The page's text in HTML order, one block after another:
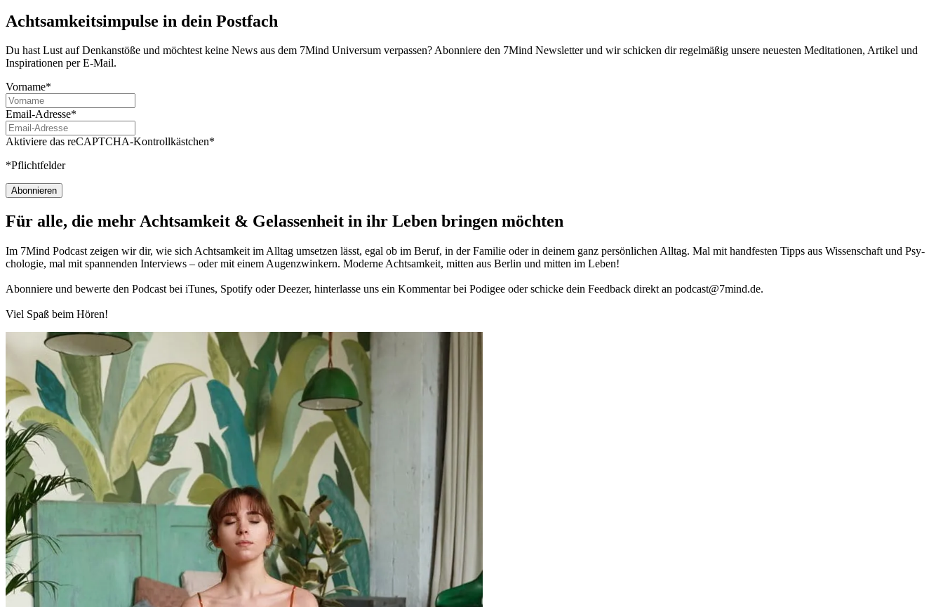
Achtsamkeitsimpulse in dein Postfach
Du hast Lust auf Denkanstöße und möchtest keine News aus dem 7Mind Universum verpassen? Abon­niere den 7Mind News­let­ter und wir schicken dir regelmäßig unsere neuesten Meditationen, Artikel und
Inspirationen per E-Mail.
Vorname*
Email-Adresse*
Aktiviere das reCAPTCHA-Kontrollkästchen*
*Pflichtfelder
Abonnieren
Für alle, die mehr Acht­sam­keit & Gelas­sen­heit in ihr Leben brin­gen möch­ten
Im 7Mind Pod­cast zeigen wir dir, wie sich Acht­sam­keit im Alltag umset­zen lässt, egal ob im Beruf, in der Fami­lie oder in deinem ganz per­sön­li­chen Alltag. Mal mit hand­fes­ten Tipps aus Wis­sen­schaft und Psy­
cho­lo­gie, mal mit spannenden Interviews – oder mit einem Augen­zwin­kern. Moderne Acht­sam­keit, mitten aus Berlin und mitten im Leben!
Abon­niere und bewerte den Pod­cast bei iTunes, Spo­tify oder Deezer, hin­ter­lasse uns ein Kom­men­tar bei Podigee oder schi­cke dein Feed­back direkt an podcast@​7​mind.​de.
Viel Spaß beim Hören!